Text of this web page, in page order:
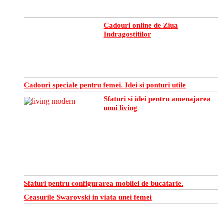
Cadouri online de Ziua
Indragostitilor
Cadouri speciale pentru femei. Idei si ponturi utile
Sfaturi si idei pentru amenajarea
unui living
Sfaturi pentru configurarea mobilei de bucatarie.
Ceasurile Swarovski in viata unei femei